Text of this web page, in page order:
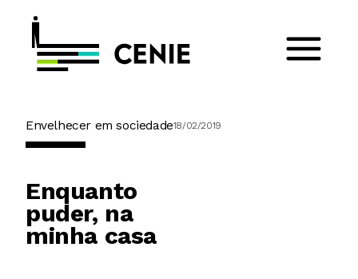
Envelhecer em sociedade18/02/2019
Enquanto
puder, na
minha casa